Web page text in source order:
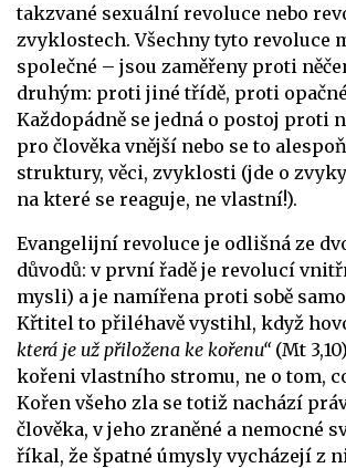
takzvané sexuální revoluce nebo
zvyklostech. Všechny tyto revoluce
společné – jsou zaměřeny proti
druhým: proti jiné třídě, proti
Každopádně se jedná o postoj proti
pro člověka vnější nebo se to
struktury, věci, zvyklosti (jde o
na které se reaguje, ne vlastní!).
Evangelijní revoluce je odlišná ze
důvodů: v první řadě je revolucí
mysli) a je namířena proti sobě
Křtitel to přiléhavě vystihl, když
která je už přiložena ke kořenu“(Mt
kořeni vlastního stromu, ne o tom,
Kořen všeho zla se totiž nachází
člověka, v jeho zraněné a nemocné
říkal, že špatné úmysly vycházejí z